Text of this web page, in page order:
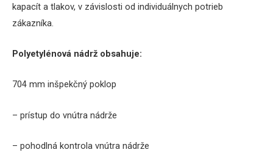
kapacít a tlakov, v závislosti od individuálnych potrieb
zákazníka.
Polyetylénová nádrž obsahuje:
704 mm inšpekčný poklop
– prístup do vnútra nádrže
– pohodlná kontrola vnútra nádrže